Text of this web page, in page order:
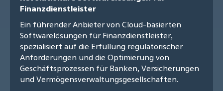
Finanzdienstleister
Ein führender Anbieter von Cloud-basierten
Softwarelösungen für Finanzdienstleister,
spezialisiert auf die Erfüllung regulatorischer
Anforderungen und die Optimierung von
Geschäftsprozessen für Banken, Versicherungen
und Vermögensverwaltungsgesellschaften.